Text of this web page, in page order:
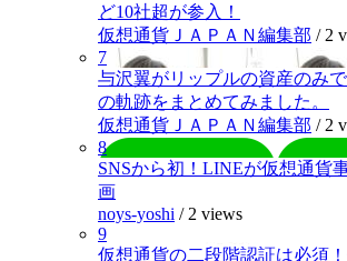
ど10社超が参入！
仮想通貨ＪＡＰＡＮ編集部 / 2
7
与沢翼がリップルの資産のみ
の軌跡をまとめてみました。
仮想通貨ＪＡＰＡＮ編集部 / 2
8
SNSから初！LINEが仮想通貨
画
noys-yoshi / 2 views
9
仮想通貨の二段階認証は必須